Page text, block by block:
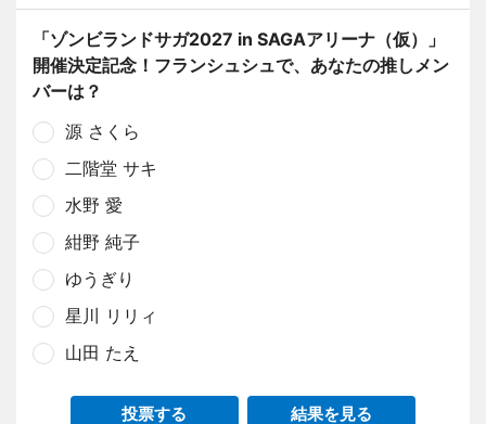
「ゾンビランドサガ2027 in SAGAアリーナ（仮）」
開催決定記念！フランシュシュで、あなたの推しメン
バーは？
源 さくら
二階堂 サキ
水野 愛
紺野 純子
ゆうぎり
星川 リリィ
山田 たえ
投票する 結果を見る